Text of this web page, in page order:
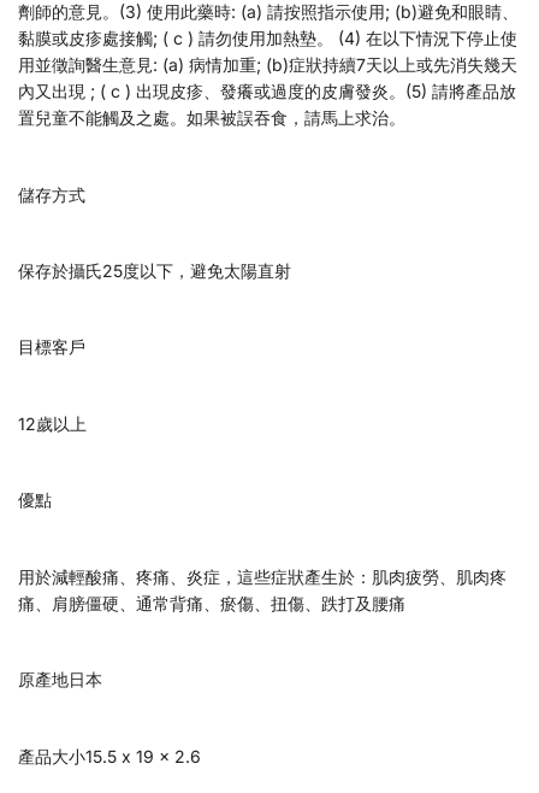
劑師的意見。(3) 使用此藥時: (a) 請按照指示使用; (b)避免和眼睛、
黏膜或皮疹處接觸; ( c ) 請勿使用加熱墊。 (4) 在以下情況下停止使
用並徵詢醫生意見: (a) 病情加重; (b)症狀持續7天以上或先消失幾天
內又出現 ; ( c ) 出現皮疹、發癢或過度的皮膚發炎。(5) 請將產品放
置兒童不能觸及之處。如果被誤吞食，請馬上求治。
儲存方式
保存於攝氏25度以下，避免太陽直射
目標客戶
12歲以上
優點
用於減輕酸痛、疼痛、炎症，這些症狀產生於：肌肉疲勞、肌肉疼
痛、肩膀僵硬、通常背痛、瘀傷、扭傷、跌打及腰痛
原產地日本
產品大小15.5 x 19 x 2.6